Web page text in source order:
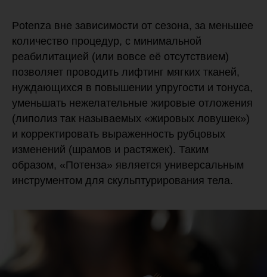
Potenza вне зависимости от сезона, за меньшее
количество процедур, с минимальной
реабилитацией (или вовсе её отсутствием)
позволяет проводить лифтинг мягких тканей,
нуждающихся в повышении упругости и тонуса,
уменьшать нежелательные жировые отложения
(липолиз так называемых «жировых ловушек»)
и корректировать выраженность рубцовых
изменений (шрамов и растяжек). Таким
образом, «Потенза» является универсальным
инструментом для скульптурирования тела.